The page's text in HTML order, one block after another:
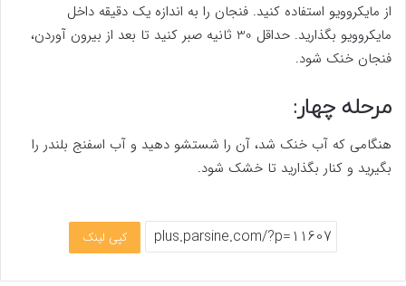
از مایکروویو استفاده کنید. فنجان را به اندازه یک دقیقه داخل
مایکروویو بگذارید. حداقل 30 ثانیه صبر کنید تا بعد از بیرون آوردن،
فنجان خنک شود.
مرحله چهار:
هنگامی که آب خنک شد، آن را شستشو دهید و آب اسفنج بلندر را
بگیرید و کنار بگذارید تا خشک شود.
کپی لینک